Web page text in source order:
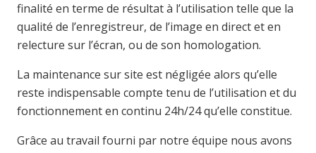
finalité en terme de résultat à l’utilisation telle que la
qualité de l’enregistreur, de l’image en direct et en
relecture sur l’écran, ou de son homologation.
La maintenance sur site est négligée alors qu’elle
reste indispensable compte tenu de l’utilisation et du
fonctionnement en continu 24h/24 qu’elle constitue.
Grâce au travail fourni par notre équipe nous avons